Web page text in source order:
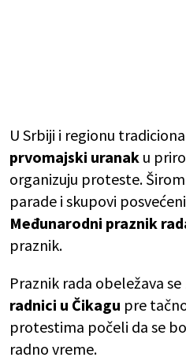
U Srbiji i regionu
prvomajski uranak u
organizuju proteste.
parade i skupovi
Međunarodni praznik
praznik.
Praznik rada obeležava se
radnici u Čikagu pre
protestima počeli da se
radno vreme.